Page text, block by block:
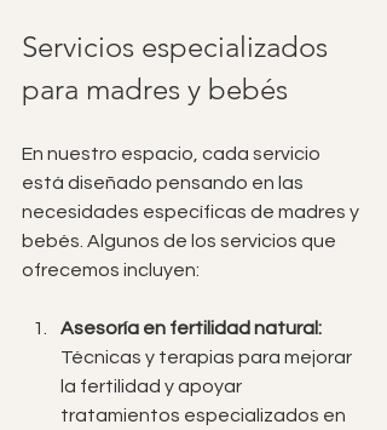
Servicios especializados
para madres y bebés
En nuestro espacio, cada servicio
está diseñado pensando en las
necesidades específicas de madres y
bebés. Algunos de los servicios que
ofrecemos incluyen:
Asesoría en fertilidad natural:
Técnicas y terapias para mejorar
la fertilidad y apoyar
tratamientos especializados en